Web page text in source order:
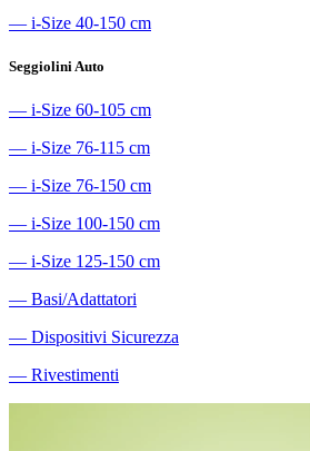
― i-Size 40-150 cm
Seggiolini Auto
― i-Size 60-105 cm
― i-Size 76-115 cm
― i-Size 76-150 cm
― i-Size 100-150 cm
― i-Size 125-150 cm
― Basi/Adattatori
― Dispositivi Sicurezza
― Rivestimenti